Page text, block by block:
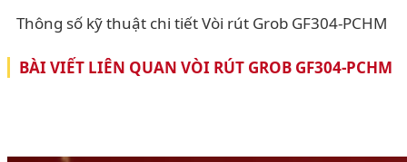
Thông số kỹ thuật chi tiết Vòi rút Grob GF304-PCHM
BÀI VIẾT LIÊN QUAN VÒI RÚT GROB GF304-PCHM